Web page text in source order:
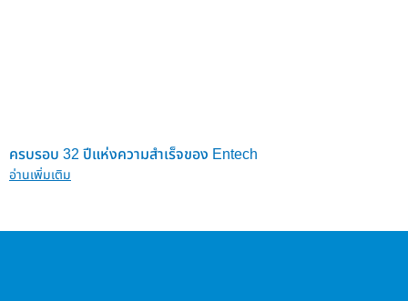
ครบรอบ 32 ปีแห่งความสำเร็จของ Entech
อ่านเพิ่มเติม